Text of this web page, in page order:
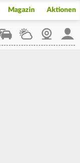
Magazin Aktionen
WetterWebcam